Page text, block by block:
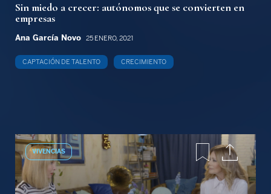
Sin miedo a crecer: autónomos que se convierten en
empresas
Ana García Novo 25 ENERO, 2021
CAPTACIÓN DE TALENTO CRECIMIENTO
VIVENCIAS